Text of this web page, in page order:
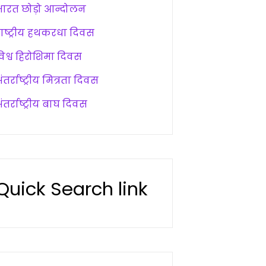
छोड़ो आन्दोलन
हथकरधा दिवस
हिरोशिमा दिवस
मित्रता दिवस
बाघ दिवस
Search link